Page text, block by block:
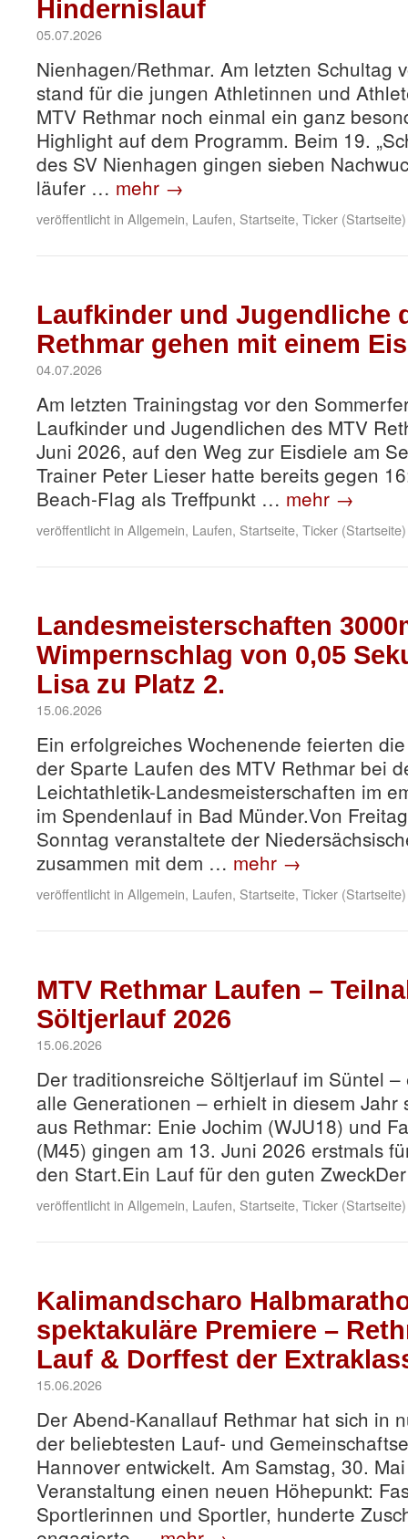
Hindernislauf
05.07.2026
Nienhagen/Rethmar. Am letzten Schultag
stand für die jungen Athletinnen und
MTV Rethmar noch einmal ein ganz
Highlight auf dem Programm. Beim 19.
des SV Nienhagen gingen sieben
läufer … mehr →
veröffentlicht in Allgemein, Laufen, Startseite, Ticker (Startseite)
Laufkinder und Jugendliche
Rethmar gehen mit einem
04.07.2026
Am letzten Trainingstag vor den
Laufkinder und Jugendlichen des MTV
Juni 2026, auf den Weg zur Eisdiele am
Trainer Peter Lieser hatte bereits gegen
Beach-Flag als Treffpunkt … mehr →
veröffentlicht in Allgemein, Laufen, Startseite, Ticker (Startseite)
Landesmeisterschaften
Wimpernschlag von 0,05
Lisa zu Platz 2.
15.06.2026
Ein erfolgreiches Wochenende feierten
der Sparte Laufen des MTV Rethmar bei
Leichtathletik-Landesmeisterschaften im
im Spendenlauf in Bad Münder.Von
Sonntag veranstaltete der
zusammen mit dem … mehr →
veröffentlicht in Allgemein, Laufen, Startseite, Ticker (Startseite)
MTV Rethmar Laufen –
Söltjerlauf 2026
15.06.2026
Der traditionsreiche Söltjerlauf im Süntel
alle Generationen – erhielt in diesem Jahr
aus Rethmar: Enie Jochim (WJU18) und
(M45) gingen am 13. Juni 2026 erstmals
den Start.Ein Lauf für den guten
veröffentlicht in Allgemein, Laufen, Startseite, Ticker (Startseite)
Kalimandscharo
spektakuläre Premiere –
Lauf & Dorffest der
15.06.2026
Der Abend‑Kanallauf Rethmar hat sich in
der beliebtesten Lauf‑ und
Hannover entwickelt. Am Samstag, 30.
Veranstaltung einen neuen Höhepunkt:
Sportlerinnen und Sportler, hunderte